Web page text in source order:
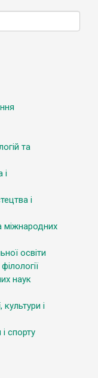
та
і
і
міжнародних
освіти
наук
культури і
спорту